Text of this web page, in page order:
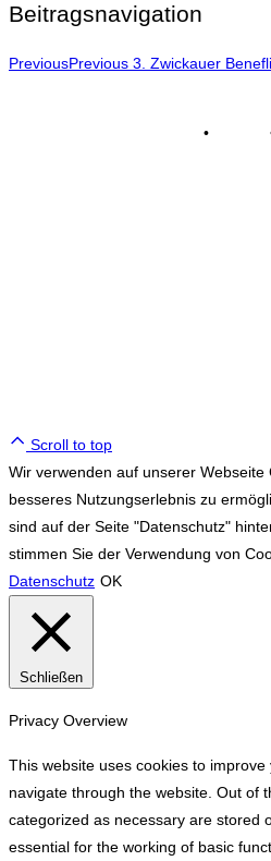
Beitragsnavigation
PreviousPrevious 3. Zwickauer
•
Scroll to top
Wir verwenden auf unserer
besseres Nutzungserlebnis zu
sind auf der Seite "Datenschutz"
stimmen Sie der Verwendung von
Datenschutz OK
Schließen
Privacy Overview
This website uses cookies to
navigate through the website. Out of
categorized as necessary are stored
essential for the working of basic